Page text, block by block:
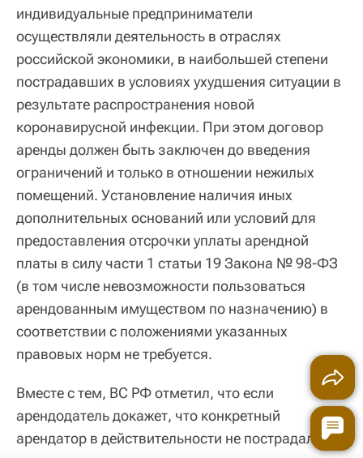
индивидуальные предприниматели
осуществляли деятельность в отраслях
российской экономики, в наибольшей степени
пострадавших в условиях ухудшения ситуации в
результате распространения новой
коронавирусной инфекции. При этом договор
аренды должен быть заключен до введения
ограничений и только в отношении нежилых
помещений. Установление наличия иных
дополнительных оснований или условий для
предоставления отсрочки уплаты арендной
платы в силу части 1 статьи 19 Закона № 98-ФЗ
(в том числе невозможности пользоваться
арендованным имуществом по назначению) в
соответствии с положениями указанных
правовых норм не требуется.
Вместе с тем, ВС РФ отметил, что если
арендодатель докажет, что конкретный
арендатор в действительности не пострадал и с